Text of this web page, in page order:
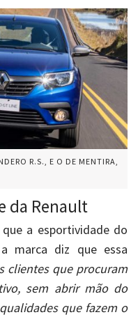
R.S., E O DE MENTIRA,
da Renault
a esportividade do
marca diz que essa
clientes que procuram
sem abrir mão do
que fazem o